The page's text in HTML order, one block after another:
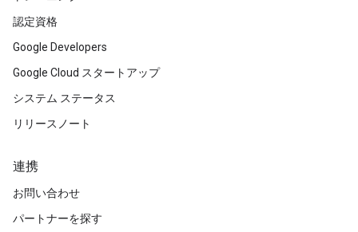
認定資格
Google Developers
Google Cloud スタートアップ
システム ステータス
リリースノート
連携
お問い合わせ
パートナーを探す